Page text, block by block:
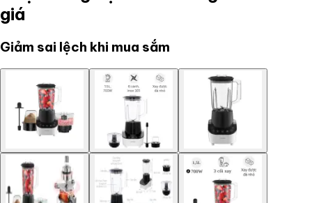
giá
Giảm sai lệch khi mua sắm